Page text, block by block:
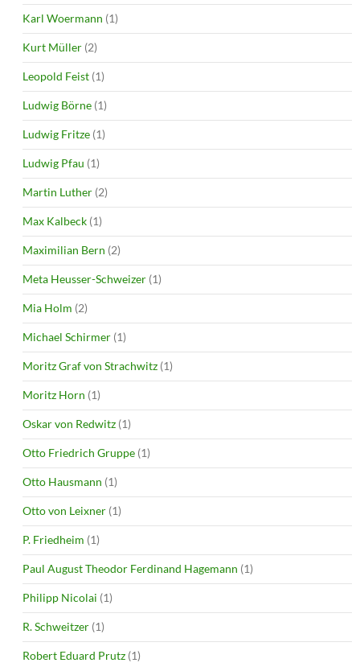
Karl Woermann (1)
Kurt Müller (2)
Leopold Feist (1)
Ludwig Börne (1)
Ludwig Fritze (1)
Ludwig Pfau (1)
Martin Luther (2)
Max Kalbeck (1)
Maximilian Bern (2)
Meta Heusser-Schweizer (1)
Mia Holm (2)
Michael Schirmer (1)
Moritz Graf von Strachwitz (1)
Moritz Horn (1)
Oskar von Redwitz (1)
Otto Friedrich Gruppe (1)
Otto Hausmann (1)
Otto von Leixner (1)
P. Friedheim (1)
Paul August Theodor Ferdinand Hagemann (1)
Philipp Nicolai (1)
R. Schweitzer (1)
Robert Eduard Prutz (1)